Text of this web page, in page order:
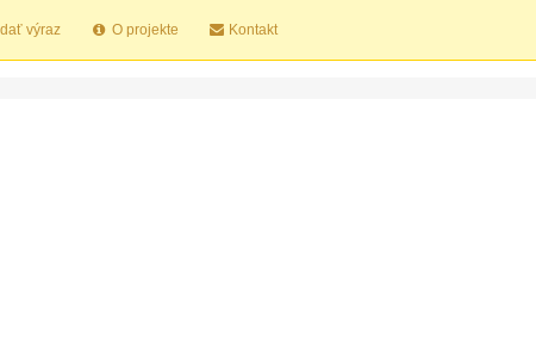
výraz O projekte Kontakt